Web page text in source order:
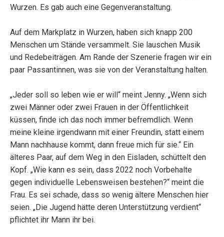
Wurzen. Es gab auch eine Gegenveranstaltung.
Auf dem Markplatz in Wurzen, haben sich knapp 200
Menschen um Stände versammelt. Sie lauschen Musik
und Redebeiträgen. Am Rande der Szenerie fragen wir ein
paar Passantinnen, was sie von der Veranstaltung halten.
„Jeder soll so leben wie er will“ meint Jenny. „Wenn sich
zwei Männer oder zwei Frauen in der Öffentlichkeit
küssen, finde ich das noch immer befremdlich. Wenn
meine kleine irgendwann mit einer Freundin, statt einem
Mann nachhause kommt, dann freue mich für sie.“ Ein
älteres Paar, auf dem Weg in den Eisladen, schüttelt den
Kopf. „Wie kann es sein, dass 2022 noch Vorbehalte
gegen individuelle Lebensweisen bestehen?“ meint die
Frau. Es sei schade, dass so wenig ältere Menschen hier
seien. „Die Jugend hätte deren Unterstützung verdient“
pflichtet ihr Mann ihr bei.